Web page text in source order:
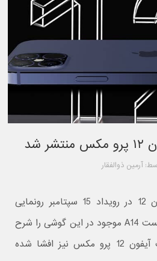
آرمین ذوالفقار
با وجود اینکه سری آیفون 12 در رویداد 15 سپتامبر رونمایی
نشد، اما اپل جزئیات چیپست A14 موجود در این گوشی را شرح
داد. اخیرا نتایج بنچمارک آیفون 12 پرو مکس نیز افشا شده